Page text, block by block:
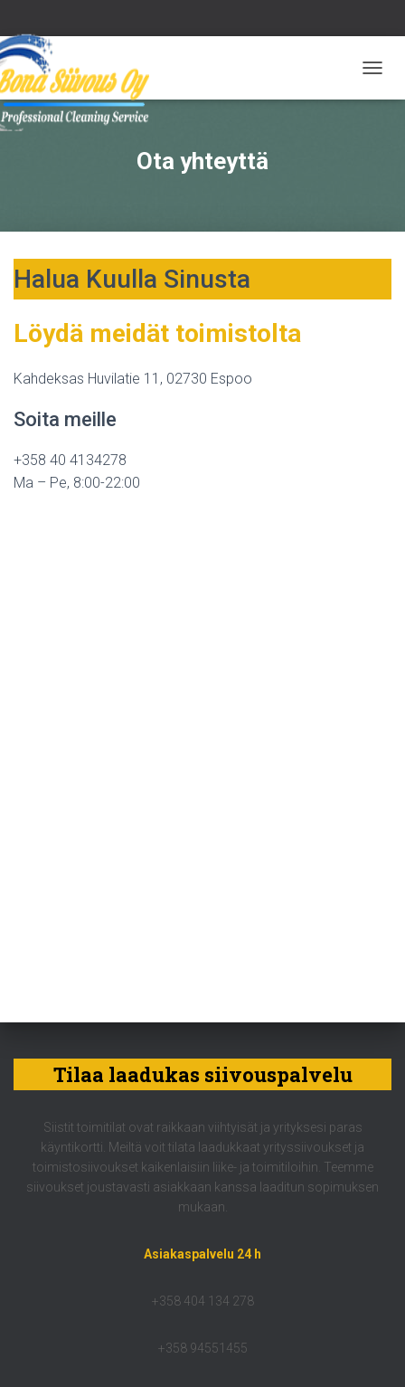
O
Ota yhteyttä
Halua Kuulla Sinusta
Löydä meidät toimistolta
Kahdeksas Huvilatie 11, 02730 Espoo
Soita meille
+358 40 4134278
Ma – Pe, 8:00-22:00
Tilaa laadukas siivouspalvelu
Siistit toimitilat ovat raikkaan viihtyisät ja yrityksesi paras
käyntikortti. Meiltä voit tilata laadukkaat yrityssiivoukset ja
toimistosiivoukset kaikenlaisiin liike- ja toimitiloihin. Teemme
siivoukset joustavasti asiakkaan kanssa laaditun sopimuksen
mukaan.
Asiakaspalvelu 24 h
+358 404 134 278
+358 94551455